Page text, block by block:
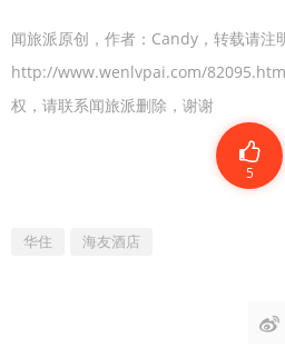
闻旅派原创，作者：Candy，转载请注
http://www.wenlvpai.com/
权，请联系闻旅派删除，谢谢
5
华住 海友酒店